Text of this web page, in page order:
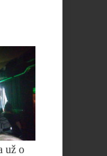
už o